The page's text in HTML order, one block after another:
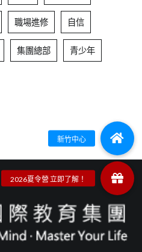
職場進修 自信
集團總部 青少年